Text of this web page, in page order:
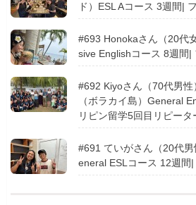
ド）ESL Aコース 3週間|
#693 Honokaさん（20代
sive Englishコース 8週間|
#692 Kiyoさん（70代男
（ボラカイ島）General
リピン留学5回目リピー
#691 ていがさん（20代
eneral ESLコース 12週間